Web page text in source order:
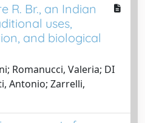
R. Br., an Indian
uses,
and biological
Romanucci, Valeria; DI
Antonio; Zarrelli,